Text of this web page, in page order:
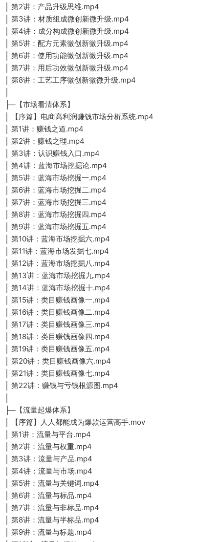
│ 第2讲：产品升级思维.mp4
│ 第3讲：材质组成微创新微升级.mp4
│ 第4讲：成分构成微创新微升级.mp4
│ 第5讲：配方元素微创新微升级.mp4
│ 第6讲：使用功能微创新微升级.mp4
│ 第7讲：用后功效微创新微升级.mp4
│ 第8讲：工艺工序微创新微微升级.mp4
├─【市场看清体系】
│ 【序篇】电商高利润赚钱市场分析系统.mp4
│ 第1讲：赚钱之道.mp4
│ 第2讲：赚钱之理.mp4
│ 第3讲：认识赚钱入口.mp4
│ 第4讲：蓝海市场挖掘论.mp4
│ 第5讲：蓝海市场挖掘一.mp4
│ 第6讲：蓝海市场挖掘二.mp4
│ 第7讲：蓝海市场挖掘三.mp4
│ 第8讲：蓝海市场挖掘四.mp4
│ 第9讲：蓝海市场挖掘五.mp4
│ 第10讲：蓝海市场挖掘六.mp4
│ 第11讲：蓝海市场发掘七.mp4
│ 第12讲：蓝海市场挖掘八.mp4
│ 第13讲：蓝海市场挖掘九.mp4
│ 第14讲：蓝海市场挖掘十.mp4
│ 第15讲：类目赚钱画像一.mp4
│ 第16讲：类目赚钱画像二.mp4
│ 第17讲：类目赚钱画像三.mp4
│ 第18讲：类目赚钱画像四.mp4
│ 第19讲：类目赚钱画像五.mp4
│ 第20讲：类目赚钱画像六.mp4
│ 第21讲：类目赚钱画像七.mp4
│ 第22讲：赚钱与亏钱根源图.mp4
├─【流量起爆体系】
│ 【序篇】人人都能成为爆款运营高手.mov
│ 第1讲：流量与平台.mp4
│ 第2讲：流量与权重.mp4
│ 第3讲：流量与产品.mp4
│ 第4讲：流量与市场.mp4
│ 第5讲：流量与关键词.mp4
│ 第6讲：流量与标品.mp4
│ 第7讲：流量与非标品.mp4
│ 第8讲：流量与半标品.mp4
│ 第9讲：流量与标题.mp4